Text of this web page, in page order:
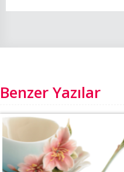
Benzer Yazılar